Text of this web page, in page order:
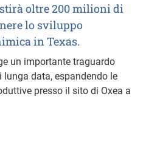
oltre 200 milioni di
lo sviluppo
in Texas.
un importante traguardo
lunga data, espandendo le
presso il sito di Oxea a